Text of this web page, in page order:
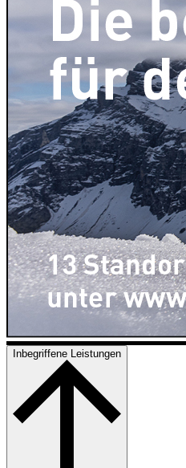
Inbegriffene Leistungen